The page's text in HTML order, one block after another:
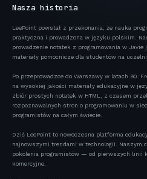
Nasza historia
LeePoint powstał z przekonania, że nauka
praktyczna i prowadzona w języku polskim.
prowadzenie notatek z programowania w
materiały pomocnicze dla studentów na
Po przeprowadzce do Warszawy w latach 90.
na wysokiej jakości materiały edukacyjne w
zbiór prostych notatek w HTML, z czasem
rozpoznawalnych stron o programowaniu w
programistów na całym świecie.
Dziś LeePoint to nowoczesna platforma
najnowszymi trendami w technologii. Naszym
pokolenia programistów — od pierwszych linii
komercyjne.